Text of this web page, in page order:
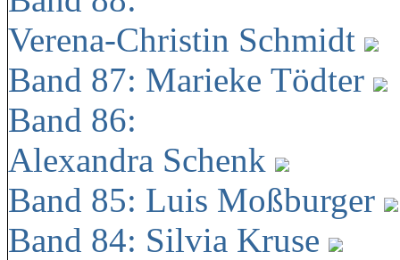
Verena-Christin Schmidt
Band 87: Marieke Tödter
Band 86:
Alexandra Schenk
Band 85: Luis Moßburger
Band 84: Silvia Kruse